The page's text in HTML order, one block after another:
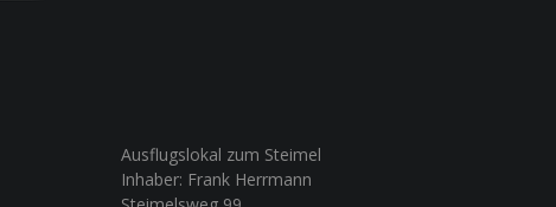
Ausflugslokal zum Steimel
Inhaber: Frank Herrmann